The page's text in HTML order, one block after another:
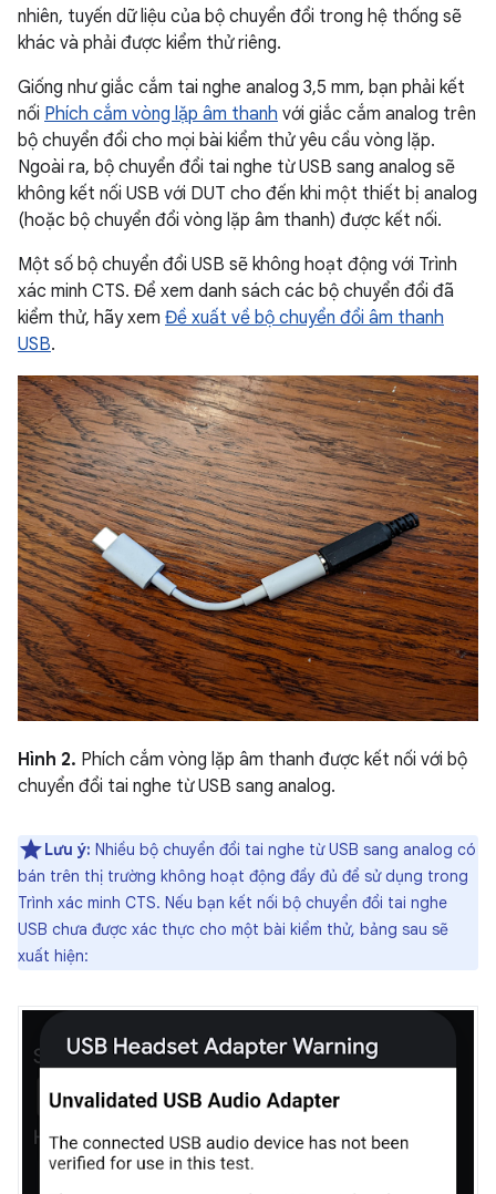
nhiên, tuyến dữ liệu của bộ chuyển đổi trong hệ thống sẽ
khác và phải được kiểm thử riêng.
Giống như giắc cắm tai nghe analog 3,5 mm, bạn phải kết
nối Phích cắm vòng lặp âm thanh với giắc cắm analog trên
bộ chuyển đổi cho mọi bài kiểm thử yêu cầu vòng lặp.
Ngoài ra, bộ chuyển đổi tai nghe từ USB sang analog sẽ
không kết nối USB với DUT cho đến khi một thiết bị analog
(hoặc bộ chuyển đổi vòng lặp âm thanh) được kết nối.
Một số bộ chuyển đổi USB sẽ không hoạt động với Trình
xác minh CTS. Để xem danh sách các bộ chuyển đổi đã
kiểm thử, hãy xem Đề xuất về bộ chuyển đổi âm thanh
USB.
Hình 2. Phích cắm vòng lặp âm thanh được kết nối với bộ
chuyển đổi tai nghe từ USB sang analog.
Lưu ý: Nhiều bộ chuyển đổi tai nghe từ USB sang analog có
bán trên thị trường không hoạt động đầy đủ để sử dụng trong
Trình xác minh CTS. Nếu bạn kết nối bộ chuyển đổi tai nghe
USB chưa được xác thực cho một bài kiểm thử, bảng sau sẽ
xuất hiện: